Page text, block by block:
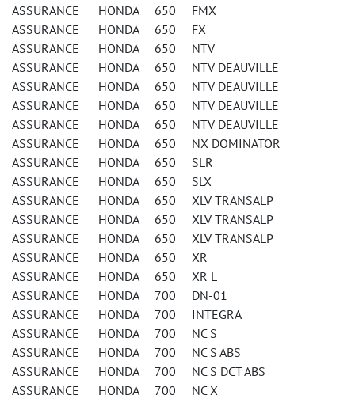
ASSURANCE HONDA 650 FMX
ASSURANCE HONDA 650 FX
ASSURANCE HONDA 650 NTV
ASSURANCE HONDA 650 NTV DEAUVILLE
ASSURANCE HONDA 650 NTV DEAUVILLE
ASSURANCE HONDA 650 NTV DEAUVILLE
ASSURANCE HONDA 650 NTV DEAUVILLE
ASSURANCE HONDA 650 NX DOMINATOR
ASSURANCE HONDA 650 SLR
ASSURANCE HONDA 650 SLX
ASSURANCE HONDA 650 XLV TRANSALP
ASSURANCE HONDA 650 XLV TRANSALP
ASSURANCE HONDA 650 XLV TRANSALP
ASSURANCE HONDA 650 XR
ASSURANCE HONDA 650 XR L
ASSURANCE HONDA 700 DN-01
ASSURANCE HONDA 700 INTEGRA
ASSURANCE HONDA 700 NC S
ASSURANCE HONDA 700 NC S ABS
ASSURANCE HONDA 700 NC S DCT ABS
ASSURANCE HONDA 700 NC X